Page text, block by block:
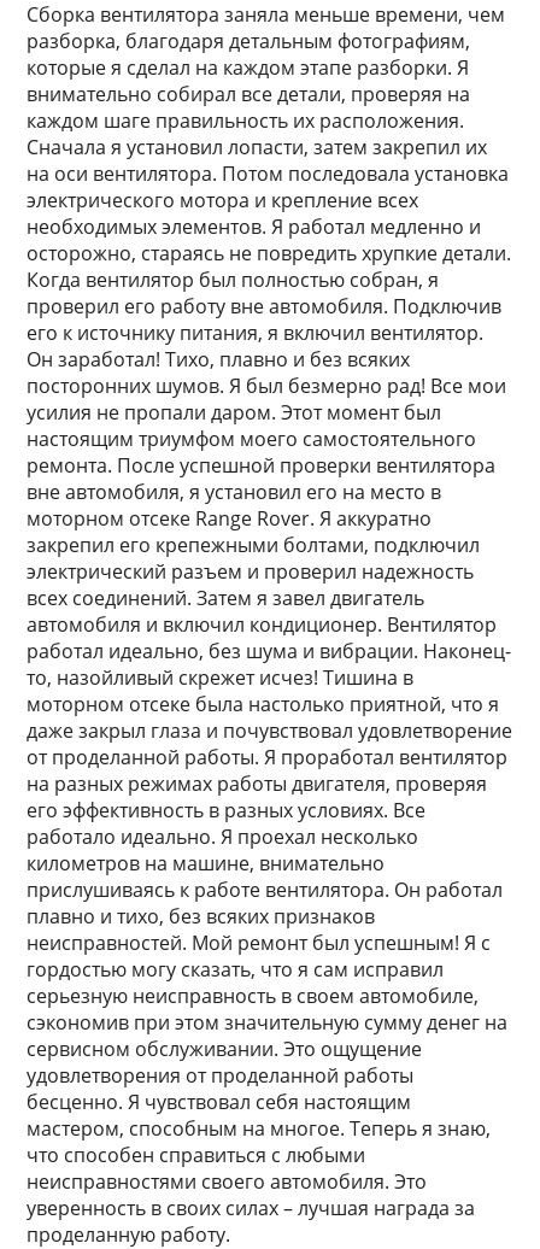
Сборка вентилятора заняла меньше времени, чем
разборка, благодаря детальным фотографиям,
которые я сделал на каждом этапе разборки. Я
внимательно собирал все детали, проверяя на
каждом шаге правильность их расположения.
Сначала я установил лопасти, затем закрепил их
на оси вентилятора. Потом последовала установка
электрического мотора и крепление всех
необходимых элементов. Я работал медленно и
осторожно, стараясь не повредить хрупкие детали.
Когда вентилятор был полностью собран, я
проверил его работу вне автомобиля. Подключив
его к источнику питания, я включил вентилятор.
Он заработал! Тихо, плавно и без всяких
посторонних шумов. Я был безмерно рад! Все мои
усилия не пропали даром. Этот момент был
настоящим триумфом моего самостоятельного
ремонта. После успешной проверки вентилятора
вне автомобиля, я установил его на место в
моторном отсеке Range Rover. Я аккуратно
закрепил его крепежными болтами, подключил
электрический разъем и проверил надежность
всех соединений. Затем я завел двигатель
автомобиля и включил кондиционер. Вентилятор
работал идеально, без шума и вибрации. Наконец-
то, назойливый скрежет исчез! Тишина в
моторном отсеке была настолько приятной, что я
даже закрыл глаза и почувствовал удовлетворение
от проделанной работы. Я проработал вентилятор
на разных режимах работы двигателя, проверяя
его эффективность в разных условиях. Все
работало идеально. Я проехал несколько
километров на машине, внимательно
прислушиваясь к работе вентилятора. Он работал
плавно и тихо, без всяких признаков
неисправностей. Мой ремонт был успешным! Я с
гордостью могу сказать, что я сам исправил
серьезную неисправность в своем автомобиле,
сэкономив при этом значительную сумму денег на
сервисном обслуживании. Это ощущение
удовлетворения от проделанной работы
бесценно. Я чувствовал себя настоящим
мастером, способным на многое. Теперь я знаю,
что способен справиться с любыми
неисправностями своего автомобиля. Это
уверенность в своих силах – лучшая награда за
проделанную работу.